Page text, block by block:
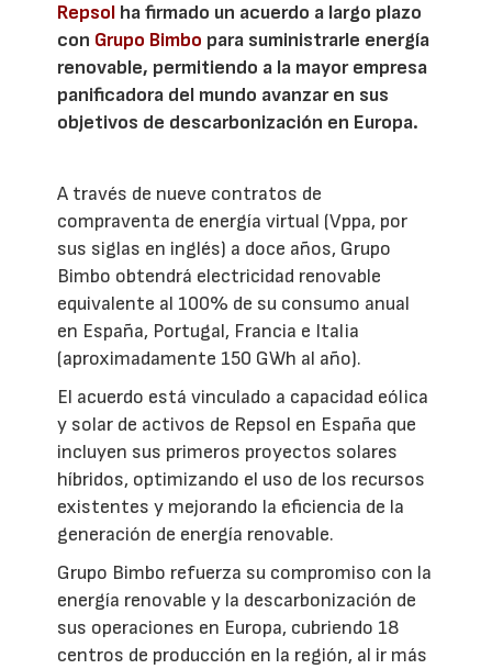
Repsol ha firmado un acuerdo a largo plazo
con Grupo Bimbo para suministrarle energía
renovable, permitiendo a la mayor empresa
panificadora del mundo avanzar en sus
objetivos de descarbonización en Europa.
A través de nueve contratos de
compraventa de energía virtual (Vppa, por
sus siglas en inglés) a doce años, Grupo
Bimbo obtendrá electricidad renovable
equivalente al 100% de su consumo anual
en España, Portugal, Francia e Italia
(aproximadamente 150 GWh al año).
El acuerdo está vinculado a capacidad eólica
y solar de activos de Repsol en España que
incluyen sus primeros proyectos solares
híbridos, optimizando el uso de los recursos
existentes y mejorando la eficiencia de la
generación de energía renovable.
Grupo Bimbo refuerza su compromiso con la
energía renovable y la descarbonización de
sus operaciones en Europa, cubriendo 18
centros de producción en la región, al ir más